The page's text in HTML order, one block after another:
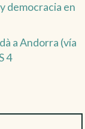
democracia en
a Andorra (vía
4